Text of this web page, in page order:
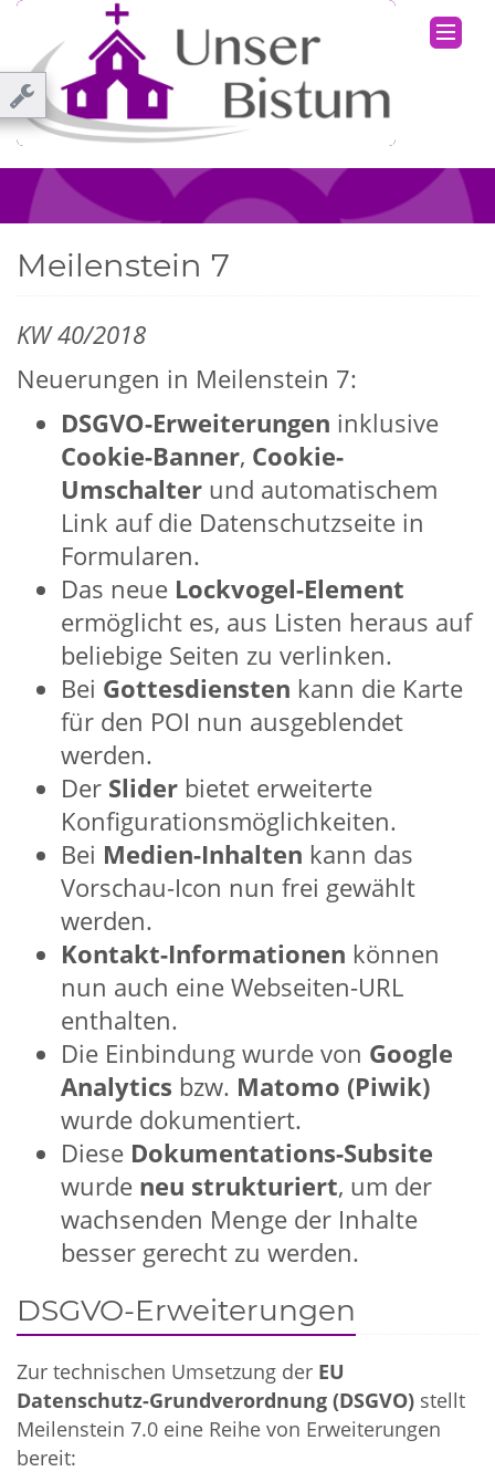
Meilenstein 7
KW 40/2018
Neuerungen in Meilenstein 7:
DSGVO-Erweiterungen inklusive
Cookie-Banner, Cookie-
Umschalter und automatischem
Link auf die Datenschutzseite in
Formularen.
Das neue Lockvogel-Element
ermöglicht es, aus Listen heraus auf
beliebige Seiten zu verlinken.
Bei Gottesdiensten kann die Karte
für den POI nun ausgeblendet
werden.
Der Slider bietet erweiterte
Konfigurationsmöglichkeiten.
Bei Medien-Inhalten kann das
Vorschau-Icon nun frei gewählt
werden.
Kontakt-Informationen können
nun auch eine Webseiten-URL
enthalten.
Die Einbindung wurde von Google
Analytics bzw. Matomo (Piwik)
wurde dokumentiert.
Diese Dokumentations-Subsite
wurde neu strukturiert, um der
wachsenden Menge der Inhalte
besser gerecht zu werden.
DSGVO-Erweiterungen
Zur technischen Umsetzung der EU
Datenschutz-Grundverordnung (DSGVO) stellt
Meilenstein 7.0 eine Reihe von Erweiterungen
bereit: